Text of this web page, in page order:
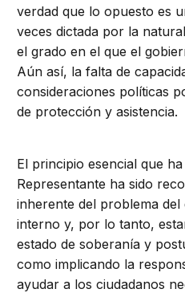
verdad que lo opuesto es
veces dictada por la
el grado en el que el
Aún así, la falta de
consideraciones políticas
de protección y asistencia.
El principio esencial que
Representante ha sido
inherente del problema
interno y, por lo tanto,
estado de soberanía y
como implicando la
ayudar a los ciudadanos